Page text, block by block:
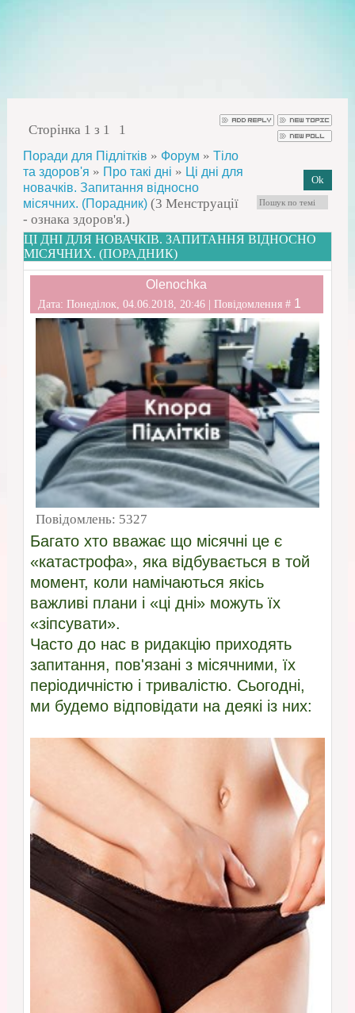
Сторінка 1 з 1 1
Поради для Підлітків » Форум » Тіло
та здоров'я » Про такі дні » Ці дні для
новачків. Запитання відносно
місячних. (Порадник) (3 Менструації
- ознака здоров'я.)
ЦІ ДНІ ДЛЯ НОВАЧКІВ. ЗАПИТАННЯ ВІДНОСНО
МІСЯЧНИХ. (ПОРАДНИК)
Olenochka
Дата: Понеділок, 04.06.2018, 20:46 | Повідомлення # 1
Повідомлень: 5327
Багато хто вважає що місячні це є
«катастрофа», яка відбувається в той
момент, коли намічаються якісь
важливі плани і «ці дні» можуть їх
«зіпсувати».
Часто до нас в ридакцію приходять
запитання, пов'язані з місячними, їх
періодичністю і тривалістю. Сьогодні,
ми будемо відповідати на деякі із них: